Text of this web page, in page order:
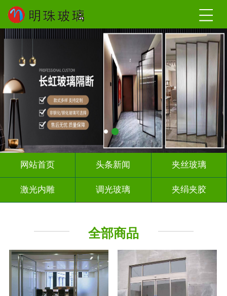
网站首页 头条新闻 夹丝玻璃
激光内雕 调光玻璃 夹绢夹胶
全部商品